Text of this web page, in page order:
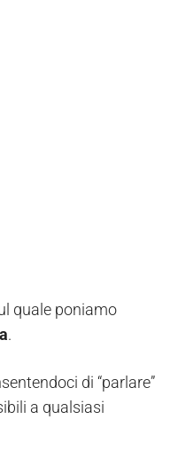
quale poniamo
.
di “parlare”
a qualsiasi